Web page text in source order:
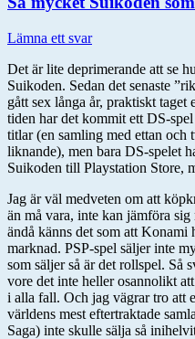
Lämna ett svar
Det är lite deprimerande att se
Suikoden. Sedan det senaste
gått sex långa år, praktiskt taget
tiden har det kommit ett DS-
titlar (en samling med ettan och
liknande), men bara DS-spelet
Suikoden till Playstation Store,
Jag är väl medveten om att
än må vara, inte kan jämföra
ändå känns det som att Konami
marknad. PSP-spel säljer inte
som säljer så är det rollspel. Så
vore det inte heller osannolikt
i alla fall. Och jag vägrar tro att
världens mest eftertraktade
Saga) inte skulle sälja så